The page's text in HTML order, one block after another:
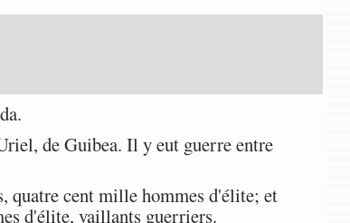
de Guibea. Il y eut guerre entre
quatre cent mille hommes d'élite; et
d'élite, vaillants guerriers.